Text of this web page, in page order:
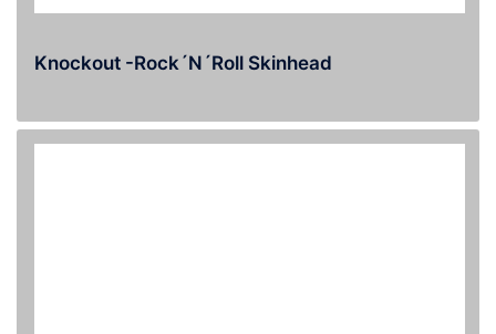
Knockout -Rock´n´roll Skinhead